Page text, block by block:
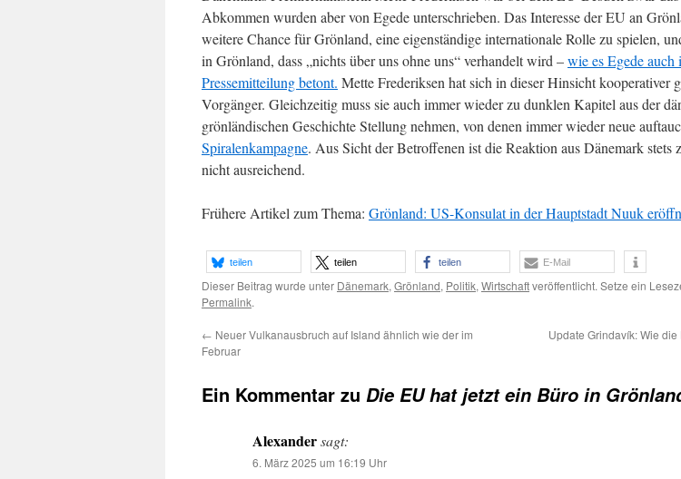
Abkommen wurden aber von Egede unterschrieben. Das Interesse der EU an
weitere Chance für Grönland, eine eigenständige internationale Rolle zu spielen,
in Grönland, dass „nichts über uns ohne uns“ verhandelt wird –wie es Egede auch
Pressemitteilung betont. Mette Frederiksen hat sich in dieser Hinsicht kooperativer
Vorgänger. Gleichzeitig muss sie auch immer wieder zu dunklen Kapitel aus der
grönländischen Geschichte Stellung nehmen, von denen immer wieder neue
Spiralenkampagne. Aus Sicht der Betroffenen ist die Reaktion aus Dänemark stets
nicht ausreichend.
Frühere Artikel zum Thema: Grönland: US-Konsulat in der Hauptstadt Nuuk
teilen teilen teilen E-Mail
Dieser Beitrag wurde unter Dänemark, Grönland, Politik, Wirtschaftveröffentlicht. Setze ein
Permalink.
← Neuer Vulkanausbruch auf Island ähnlich wie der im
Februar
Update Grindavík: Wie
Ein Kommentar zu Die EU hat jetzt ein Büro in
Alexandersagt:
6. März 2025 um 16:19 Uhr